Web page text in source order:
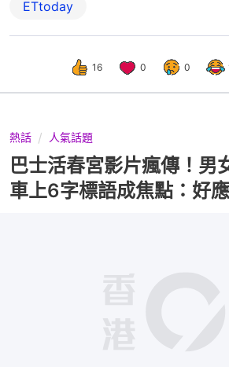
ETtoday
16 0 0
熱話 人氣話題
巴士活春宮影片瘋傳！
車上6字標語成焦點：好